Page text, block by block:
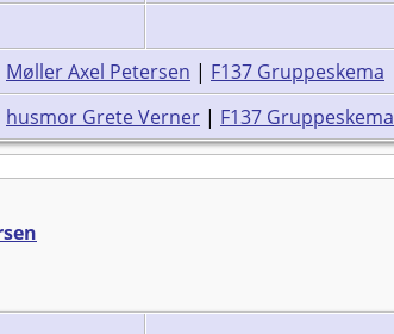
Møller Axel Petersen | F137 Gruppeskema
husmor Grete Verner | F137 Gruppeskema